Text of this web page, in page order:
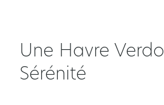
Une Havre
Sérénité